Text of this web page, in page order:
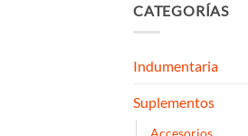
CATEGORÍAS
Indumentaria
Suplementos
Accesorios